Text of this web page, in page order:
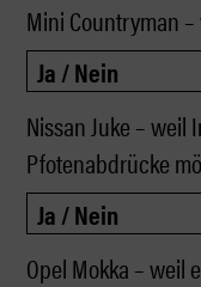
Mini Countryman
Nissan Juke –
Pfotenabdrücke
Opel Mokka – weil